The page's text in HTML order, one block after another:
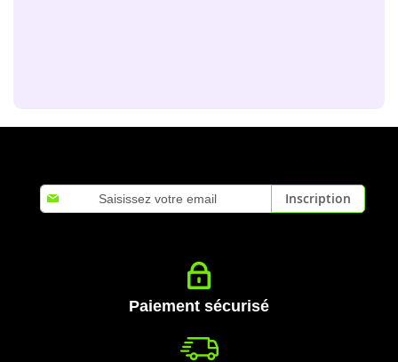
Inscription
à
Inscription
Paiement sécurisé